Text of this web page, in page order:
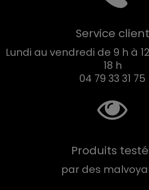
Service client
Lundi au vendredi de 9 h à
18 h
04 79 33 31 75
Produits
par des